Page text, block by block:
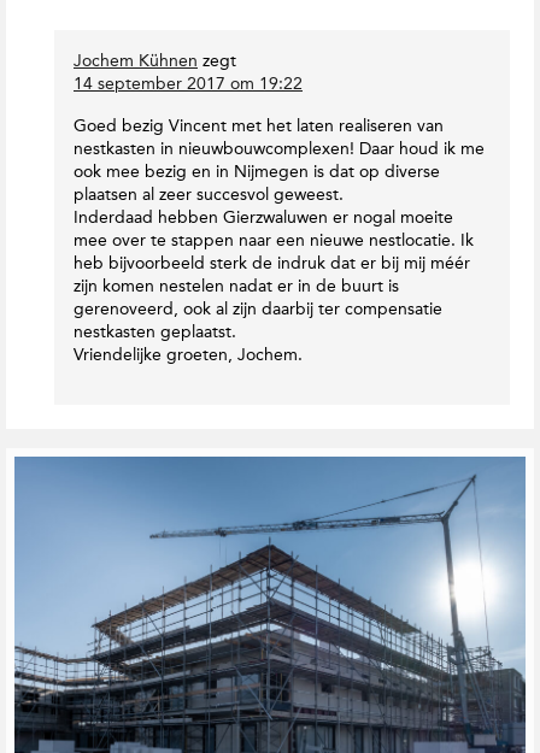
Jochem Kühnen zegt
14 september 2017 om 19:22
Goed bezig Vincent met het laten realiseren van
nestkasten in nieuwbouwcomplexen! Daar houd ik me
ook mee bezig en in Nijmegen is dat op diverse
plaatsen al zeer succesvol geweest.
Inderdaad hebben Gierzwaluwen er nogal moeite
mee over te stappen naar een nieuwe nestlocatie. Ik
heb bijvoorbeeld sterk de indruk dat er bij mij méér
zijn komen nestelen nadat er in de buurt is
gerenoveerd, ook al zijn daarbij ter compensatie
nestkasten geplaatst.
Vriendelijke groeten, Jochem.
G
e
d
e